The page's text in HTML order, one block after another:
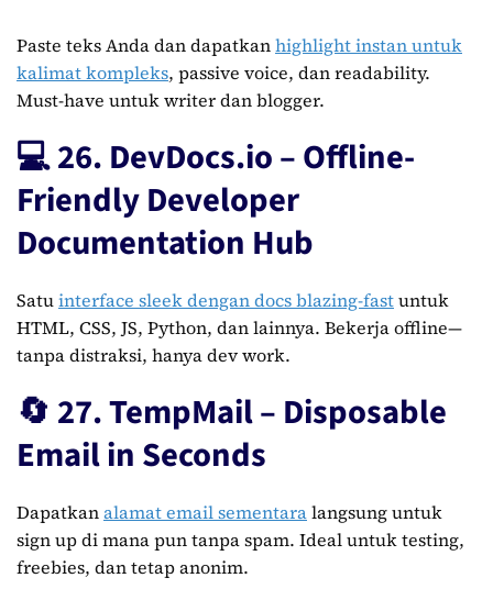
Paste teks Anda dan dapatkanhighlight instan untuk
kalimat kompleks, passive voice, dan readability.
Must-have untuk writer dan blogger.
💻 26. DevDocs.io – Offline-
Friendly Developer
Documentation Hub
Satuinterface sleek dengan docs blazing-fastuntuk
HTML, CSS, JS, Python, dan lainnya. Bekerja offline—
tanpa distraksi, hanya dev work.
🔄 27. TempMail – Disposable
Email in Seconds
Dapatkanalamat email sementaralangsung untuk
sign up di mana pun tanpa spam. Ideal untuk testing,
freebies, dan tetap anonim.